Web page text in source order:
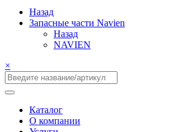
Назад
Запасные части Navien
Назад
NAVIEN
×
Каталог
О компании